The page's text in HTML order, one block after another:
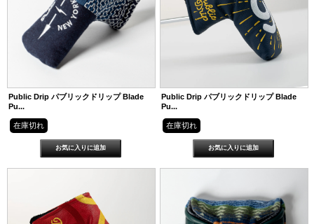
Public Drip パブリックドリップ Blade
Pu...
在庫切れ
Public Drip パブリックドリップ Blade
Pu...
在庫切れ